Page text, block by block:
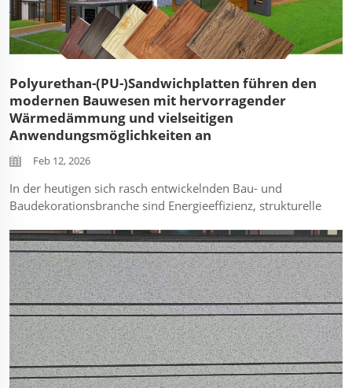
Polyurethan-(PU-)Sandwichplatten führen den
modernen Bauwesen mit hervorragender
Wärmedämmung und vielseitigen
Anwendungsmöglichkeiten an
Feb 12, 2026
In der heutigen sich rasch entwickelnden Bau- und
Baudekorationsbranche sind Energieeffizienz, strukturelle
Architekten, Bauunternehmer und Projektinvestoren
geworden. Polyurethan-(PU-)Sandwichplatten – als...